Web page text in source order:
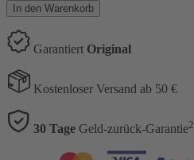
In den Warenkorb
Garantiert Original
Kostenloser Versand ab 50 €
30 Tage Geld-zurück-Garantie2